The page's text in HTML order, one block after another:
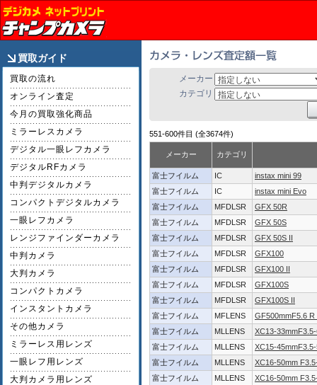
買取ガイド
買取の流れ
オンライン査定
今月の買取強化商品
ミラーレスカメラ
デジタル一眼レフカメラ
デジタルRFカメラ
中判デジタルカメラ
コンパクトデジタルカメラ
一眼レフカメラ
レンジファインダーカメラ
中判カメラ
大判カメラ
コンパクトカメラ
インスタントカメラ
その他カメラ
ミラーレス用レンズ
一眼レフ用レンズ
大判カメラ用レンズ
メーカー
カテゴリ
551-600件目 (全3674件)
メーカー カテゴリ
富士フイルム IC
instax mini 99
富士フイルム
IC
instax mini Evo
富士フイルム
MFDLSR
GFX 50R
富士フイルム
MFDLSR
GFX 50S
富士フイルム
MFDLSR
GFX 50S II
富士フイルム
MFDLSR
GFX100
富士フイルム
MFDLSR
GFX100 II
富士フイルム
MFDLSR
GFX100S
富士フイルム
MFDLSR
GFX100S II
富士フイルム
MFLENS
GF500mmF5.6 R
富士フイルム
MLLENS
XC13-
富士フイルム
MLLENS
XC15-
富士フイルム
MLLENS
XC16-50mm
富士フイルム
MLLENS
XC16-50mm